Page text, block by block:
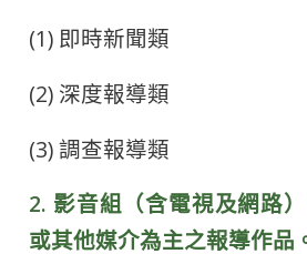
(1) 即時新聞類
(2) 深度報導類
(3) 調查報導類
2. 影音組（含電視及網路
或其他媒介為主之報導作品